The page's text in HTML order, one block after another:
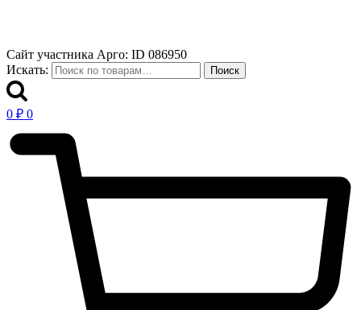
Сайт участника Арго: ID 086950
Искать:
Поиск
0 ₽ 0